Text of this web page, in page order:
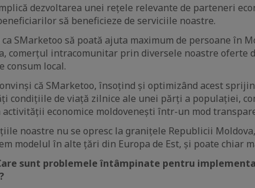
dezvoltarea unei rețele relevante de parteneri
să beneficieze de serviciile noastre.
SMarketoo să poată ajuta maximum de persoane în
comerțul intracomunitar prin diversele noastre oferte
consum local.
că SMarketoo, însoțind și optimizând acest
condițiile de viață zilnice ale unei părți a populației,
activității economice moldovenești într-un mod
noastre nu se opresc la granițele Republicii
modelul în alte țări din Europa de Est, și poate chiar
sunt problemele întâmpinate pentru